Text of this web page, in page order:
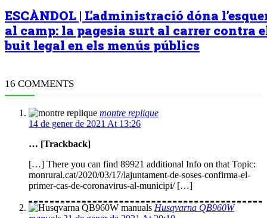
ESCÀNDOL | L’administració dóna
al camp: la pagesia surt al carrer contra
buit legal en els menús públics
16 COMMENTS
montre replique
14 de gener de 2021 At 13:26
… [Trackback]
[…] There you can find 89921 additional Info on that Topic:
monrural.cat/2020/03/17/lajuntament-de-soses-confirma-el-
primer-cas-de-coronavirus-al-municipi/ […]
Husqvarna QB960W